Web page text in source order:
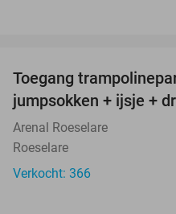
Toegang
jumpsokken + ijsje +
Arenal Roeselare
Roeselare
Verkocht: 366